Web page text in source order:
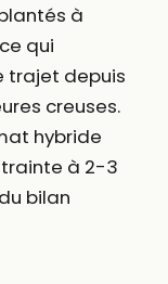
à
qui
trajet depuis
creuses.
hybride
à 2-3
bilan